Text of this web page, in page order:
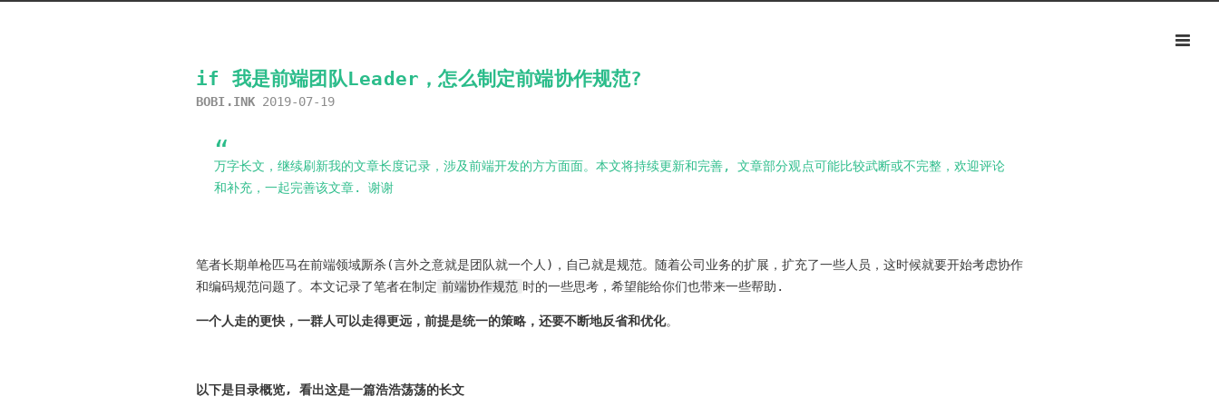
if 我是前端团队Leader，怎么制定前端协作规范?
BOBI.INK 2019-07-19
万字长文，继续刷新我的文章长度记录，涉及前端开发的方方面面。本文将持续更新和完善, 文章部分观点可能比较武断或不完整，欢迎评论
和补充，一起完善该文章. 谢谢
笔者长期单枪匹马在前端领域厮杀(言外之意就是团队就一个人)，自己就是规范。随着公司业务的扩展，扩充了一些人员，这时候就要开始考虑协作
和编码规范问题了。本文记录了笔者在制定 前端协作规范 时的一些思考，希望能给你们也带来一些帮助.
一个人走的更快，一群人可以走得更远，前提是统一的策略，还要不断地反省和优化。
以下是目录概览, 看出这是一篇浩浩荡荡的长文